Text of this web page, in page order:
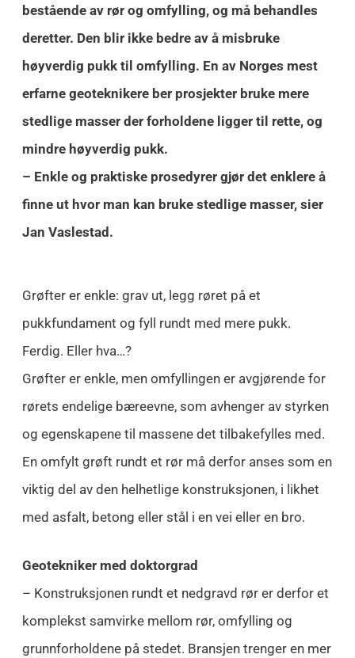
bestående av rør og omfylling, og må behandles
deretter. Den blir ikke bedre av å misbruke
høyverdig pukk til omfylling. En av Norges mest
erfarne geoteknikere ber prosjekter bruke mere
stedlige masser der forholdene ligger til rette, og
mindre høyverdig pukk.
– Enkle og praktiske prosedyrer gjør det enklere å
finne ut hvor man kan bruke stedlige masser, sier
Jan Vaslestad.
Grøfter er enkle: grav ut, legg røret på et
pukkfundament og fyll rundt med mere pukk.
Ferdig. Eller hva…?
Grøfter er enkle, men omfyllingen er avgjørende for
rørets endelige bæreevne, som avhenger av styrken
og egenskapene til massene det tilbakefylles med.
En omfylt grøft rundt et rør må derfor anses som en
viktig del av den helhetlige konstruksjonen, i likhet
med asfalt, betong eller stål i en vei eller en bro.
Geotekniker med doktorgrad
– Konstruksjonen rundt et nedgravd rør er derfor et
komplekst samvirke mellom rør, omfylling og
grunnforholdene på stedet. Bransjen trenger en mer